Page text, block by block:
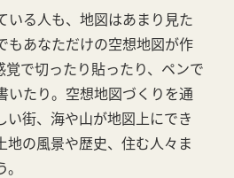
いる人も、地図はあまり見た
もあなただけの空想地図が作
覚で切ったり貼ったり、ペンで
いたり。空想地図づくりを通
い街、海や山が地図上にでき
地の風景や歴史、住む人々ま